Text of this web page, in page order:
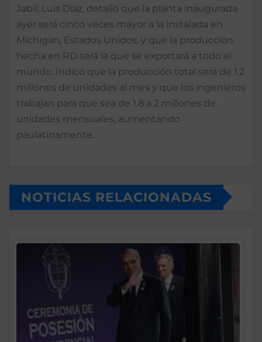
Jabil, Luis Díaz, detalló que la planta inaugurada
ayer será cinco veces mayor a la instalada en
Michigan, Estados Unidos, y que la producción
hecha en RD será la que se exportará a todo el
mundo. Indicó que la producción total será de 1.2
millones de unidades al mes y que los ingenieros
trabajan para que sea de 1.8 a 2 millones de
unidades mensuales, aumentando
paulatinamente.
NOTICIAS RELACIONADAS